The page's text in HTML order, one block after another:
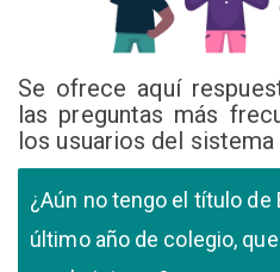
Se ofrece aquí
las preguntas más
los usuarios del
¿Aún no tengo el título de
último año de colegio,